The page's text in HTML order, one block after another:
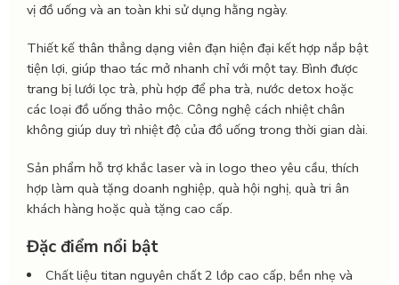
vị đồ uống và an toàn khi sử dụng hằng ngày.
Thiết kế thân thẳng dạng viên đạn hiện đại kết hợp nắp bật
tiện lợi, giúp thao tác mở nhanh chỉ với một tay. Bình được
trang bị lưới lọc trà, phù hợp để pha trà, nước detox hoặc
các loại đồ uống thảo mộc. Công nghệ cách nhiệt chân
không giúp duy trì nhiệt độ của đồ uống trong thời gian dài.
Sản phẩm hỗ trợ khắc laser và in logo theo yêu cầu, thích
hợp làm quà tặng doanh nghiệp, quà hội nghị, quà tri ân
khách hàng hoặc quà tặng cao cấp.
Đặc điểm nổi bật
Chất liệu titan nguyên chất 2 lớp cao cấp, bền nhẹ và